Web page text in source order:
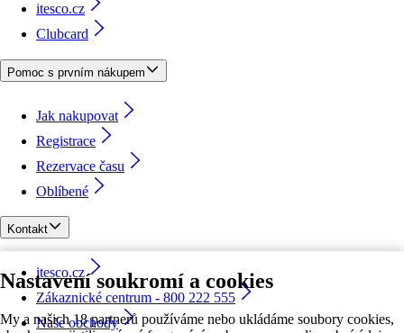
Nastavení soukromí a cookies
My a našich 18 partnerů používáme nebo ukládáme soubory cookies,
itesco.cz
Clubcard
Pomoc s prvním nákupem
Jak nakupovat
Registrace
Rezervace času
Oblíbené
Kontakt
itesco.cz
Zákaznické centrum - 800 222 555
Naše obchody